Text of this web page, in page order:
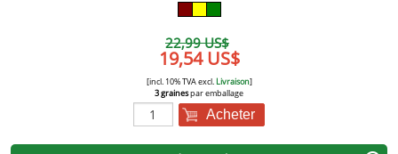
22,99 US$
19,54 US$
[incl. 10% TVA excl. Livraison]
3 grainespar emballage
Acheter